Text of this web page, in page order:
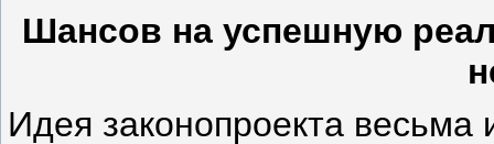
Шансов на успешную
Идея законопроекта весьма